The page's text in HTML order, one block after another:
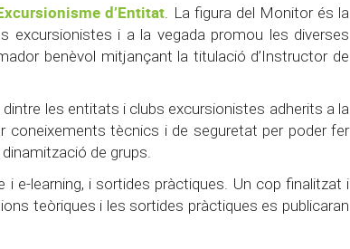
d’Entitat. La figura del Monitor és la
i a la vegada promou les diverses
benèvol mitjançant la titulació d’Instructor de
les entitats i clubs excursionistes adherits a la
coneixements tècnics i de seguretat per poder fer
de grups.
i e-learning, i sortides pràctiques. Un cop finalitzat i
teòriques i les sortides pràctiques es publicaran